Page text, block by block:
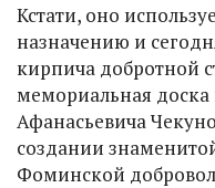
Кстати, оно
назначению и
кирпича добротной
мемориальная доска
Афанасьевича
создании
Фоминской